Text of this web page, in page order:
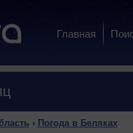
Главная
› Погода в Беляках